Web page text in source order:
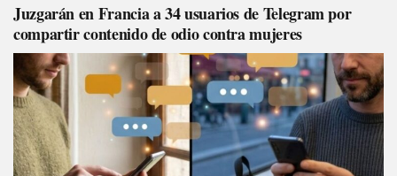
Juzgarán en Francia a 34 usuarios de Telegram por
compartir contenido de odio contra mujeres